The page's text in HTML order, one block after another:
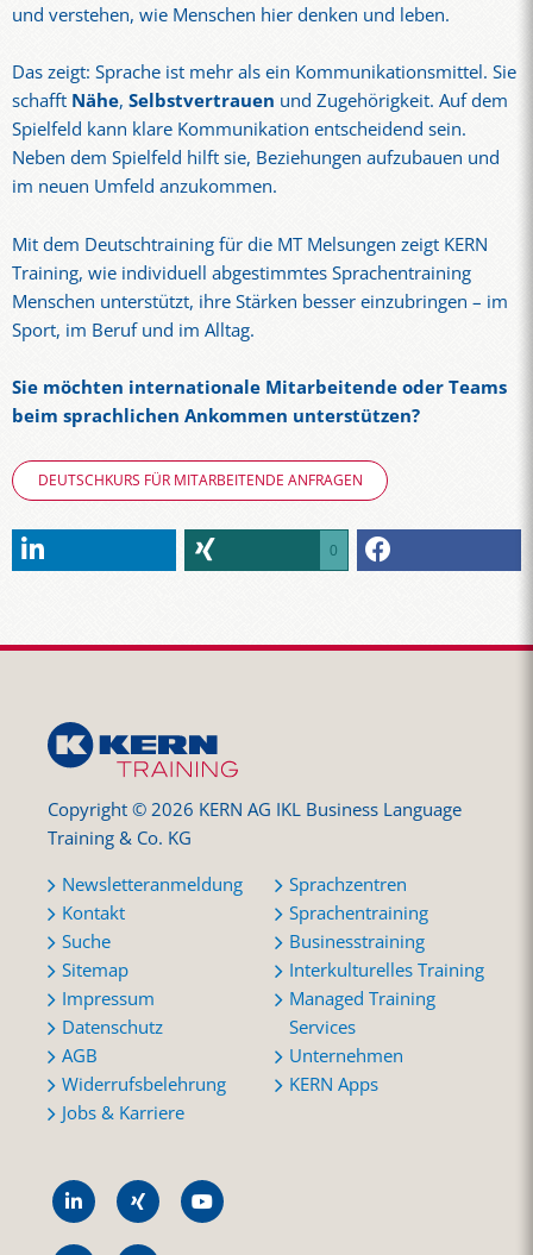
und verstehen, wie Menschen hier denken und leben.
Das zeigt: Sprache ist mehr als ein Kommunikationsmittel. Sie
schafft Nähe, Selbstvertrauen und Zugehörigkeit. Auf dem
Spielfeld kann klare Kommunikation entscheidend sein.
Neben dem Spielfeld hilft sie, Beziehungen aufzubauen und
im neuen Umfeld anzukommen.
Mit dem Deutschtraining für die MT Melsungen zeigt KERN
Training, wie individuell abgestimmtes Sprachentraining
Menschen unterstützt, ihre Stärken besser einzubringen – im
Sport, im Beruf und im Alltag.
Sie möchten internationale Mitarbeitende oder Teams
beim sprachlichen Ankommen unterstützen?
DEUTSCHKURS FÜR MITARBEITENDE ANFRAGEN
0
Copyright © 2026 KERN AG IKL Business Language
Training & Co. KG
Newsletteranmeldung
Kontakt
Suche
Sitemap
Impressum
Datenschutz
AGB
Widerrufsbelehrung
Jobs & Karriere
Sprachzentren
Sprachentraining
Businesstraining
Interkulturelles Training
Managed Training
Services
Unternehmen
KERN Apps